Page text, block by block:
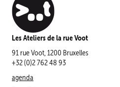
Les Ateliers de la rue Voot
91 rue Voot, 1200 Bruxelles
+32 (0)2 762 48 93
agenda